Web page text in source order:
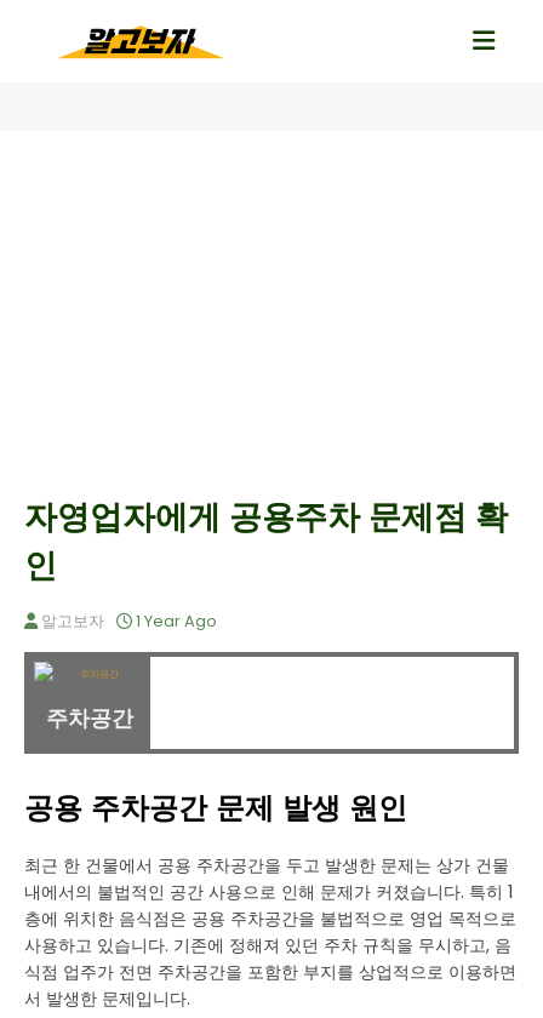
자영업자에게 공용주차 문제점 확
인
알고보자 1 Year Ago
주차공간
공용 주차공간 문제 발생 원인
최근 한 건물에서 공용 주차공간을 두고 발생한 문제는 상가 건물
내에서의 불법적인 공간 사용으로 인해 문제가 커졌습니다. 특히 1
층에 위치한 음식점은 공용 주차공간을 불법적으로 영업 목적으로
사용하고 있습니다. 기존에 정해져 있던 주차 규칙을 무시하고, 음
식점 업주가 전면 주차공간을 포함한 부지를 상업적으로 이용하면
서 발생한 문제입니다.